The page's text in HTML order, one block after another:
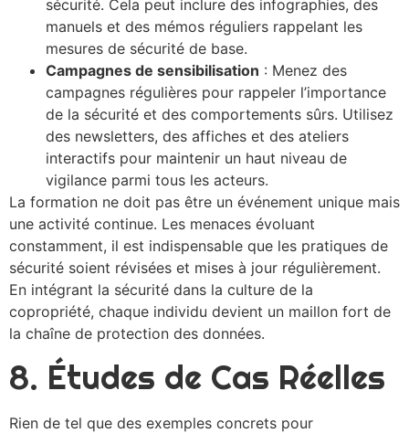
sécurité. Cela peut inclure des infographies, des
manuels et des mémos réguliers rappelant les
mesures de sécurité de base.
Campagnes de sensibilisation : Menez des
campagnes régulières pour rappeler l’importance
de la sécurité et des comportements sûrs. Utilisez
des newsletters, des affiches et des ateliers
interactifs pour maintenir un haut niveau de
vigilance parmi tous les acteurs.
La formation ne doit pas être un événement unique mais
une activité continue. Les menaces évoluant
constamment, il est indispensable que les pratiques de
sécurité soient révisées et mises à jour régulièrement.
En intégrant la sécurité dans la culture de la
copropriété, chaque individu devient un maillon fort de
la chaîne de protection des données.
8. Études de Cas Réelles
Rien de tel que des exemples concrets pour